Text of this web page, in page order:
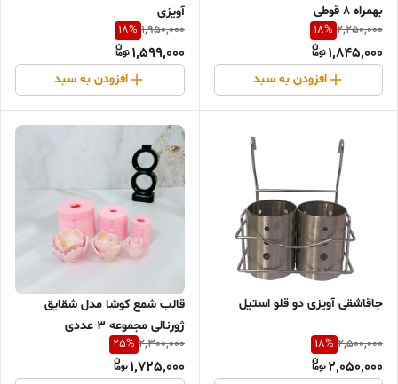
بهمراه 8 قوطی
2,250,000
18%
1,845,000
افزودن به سبد
آویزی
1,950,000
18%
1,599,000
افزودن به سبد
جاقاشقی آویزی دو قلو استیل
2,500,000
18%
2,050,000
قالب شمع کوشا مدل شقایق
ژورنالی مجموعه 3 عددی
2,300,000
25%
1,725,000